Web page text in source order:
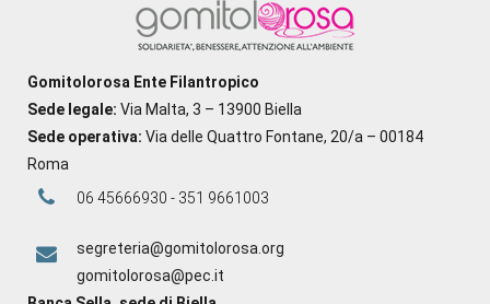
Gomitolorosa Ente Filantropico
Sede legale: Via Malta, 3 – 13900 Biella
Sede operativa: Via delle Quattro Fontane, 20/a – 00184
Roma
06 45666930 - 351 9661003
segreteria@gomitolorosa.org
gomitolorosa@pec.it